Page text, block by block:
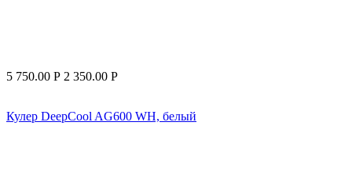
5 750.00 Р 2 350.00 Р
Кулер DeepCool AG600 WH, белый